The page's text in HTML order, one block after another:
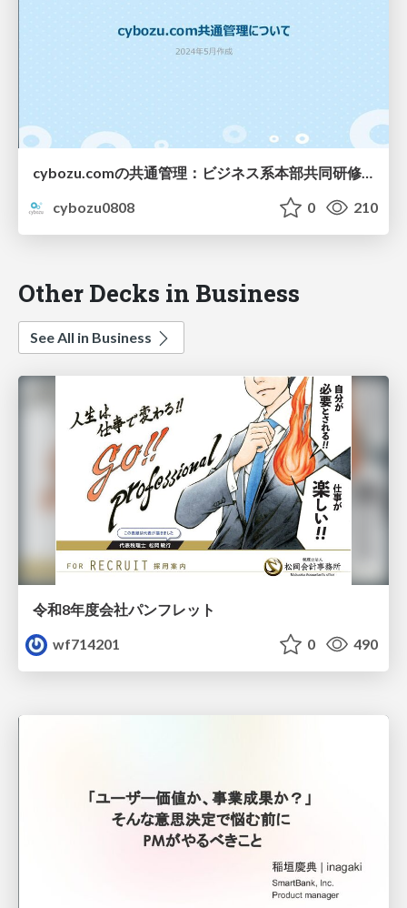
cybozu.comの共通管理：ビジネス系本部共同研修2024
cybozu0808
0 210
Other Decks in Business
See All in Business
令和8年度会社パンフレット
wf714201
0 490